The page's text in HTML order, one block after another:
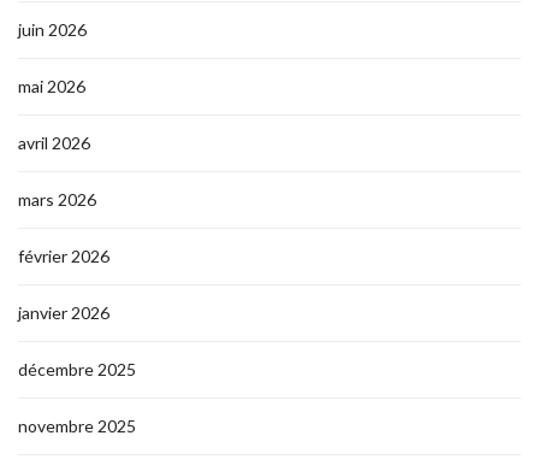
juin 2026
mai 2026
avril 2026
mars 2026
février 2026
janvier 2026
décembre 2025
novembre 2025